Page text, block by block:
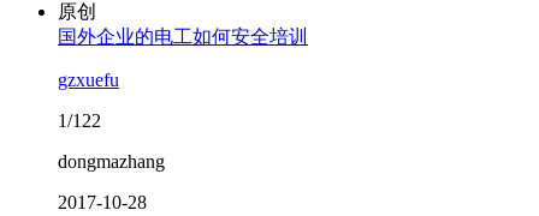
原创
国外企业的电工如何安全培训
gzxuefu
1/122
dongmazhang
2017-10-28